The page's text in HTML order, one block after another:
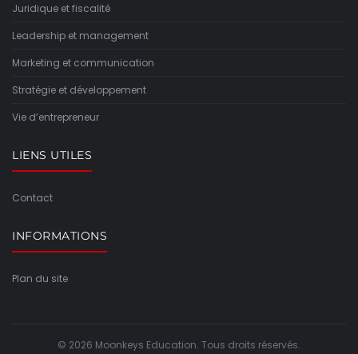
Juridique et fiscalité
Leadership et management
Marketing et communication
Stratégie et développement
Vie d’entrepreneur
LIENS UTILES
Contact
INFORMATIONS
Plan du site
© 2026 Moonkeys Education. Tous droits réservés.